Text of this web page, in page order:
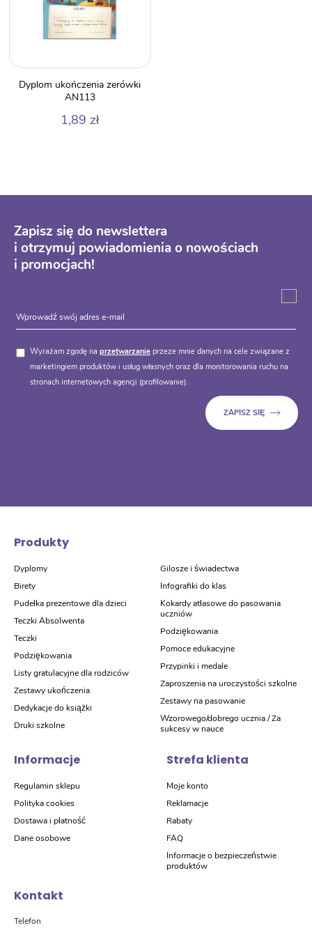
Dyplom ukończenia zerówki
AN113
1,89 zł
Zapisz się do newslettera
i otrzymuj powiadomienia o nowościach
i promocjach!
Wyrażam zgodę na przetwarzanie przeze mnie danych na cele związane z
marketingiem produktów i usług własnych oraz dla monitorowania ruchu na
stronach internetowych agencji (profilowanie).
Produkty
Dyplomy
Birety
Pudełka prezentowe dla dzieci
Teczki Absolwenta
Teczki
Podziękowania
Listy gratulacyjne dla rodziców
Zestawy ukończenia
Dedykacje do książki
Druki szkolne
Gilosze i świadectwa
Infografiki do klas
Kokardy atłasowe do pasowania
uczniów
Podziękowania
Pomoce edukacyjne
Przypinki i medale
Zaproszenia na uroczystości szkolne
Zestawy na pasowanie
Wzorowego/dobrego ucznia / Za
sukcesy w nauce
Informacje
Regulamin sklepu
Polityka cookies
Dostawa i płatność
Dane osobowe
Strefa klienta
Moje konto
Reklamacje
Rabaty
FAQ
Informacje o bezpieczeństwie
produktów
Kontakt
Telefon